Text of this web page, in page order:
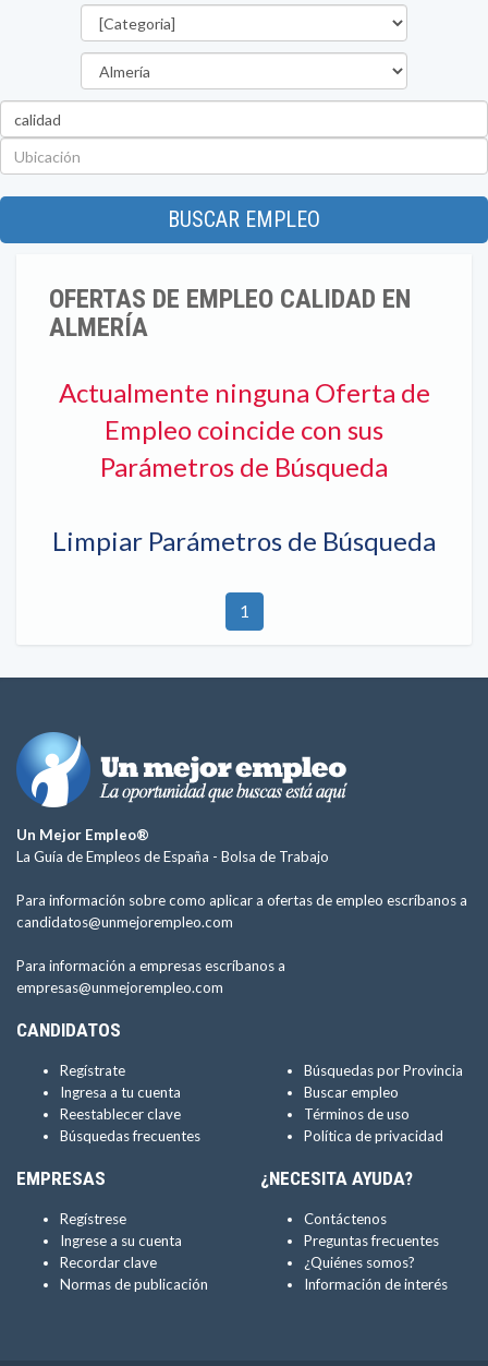
BUSCAR EMPLEO
OFERTAS DE EMPLEO CALIDAD EN
ALMERÍA
Actualmente ninguna Oferta de
Empleo coincide con sus
Parámetros de Búsqueda
Limpiar Parámetros de Búsqueda
1
Un Mejor Empleo®
La Guía de Empleos de España - Bolsa de Trabajo
Para información sobre como aplicar a ofertas de empleo escríbanos a
candidatos@unmejorempleo.com
Para información a empresas escríbanos a
empresas@unmejorempleo.com
CANDIDATOS
Regístrate
Ingresa a tu cuenta
Reestablecer clave
Búsquedas frecuentes
Búsquedas por Provincia
Buscar empleo
Términos de uso
Política de privacidad
EMPRESAS
Regístrese
Ingrese a su cuenta
Recordar clave
Normas de publicación
¿NECESITA AYUDA?
Contáctenos
Preguntas frecuentes
¿Quiénes somos?
Información de interés